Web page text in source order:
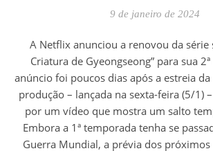
9 de janeiro de 2024
A Netflix anunciou a renovou da série sul-coreana “A
Criatura de Gyeongseong” para sua
anúncio foi poucos dias após a estreia
produção – lançada na sexta-feira (5/1)
por um vídeo que mostra um salto
Embora a 1ª temporada tenha se
Guerra Mundial, a prévia dos